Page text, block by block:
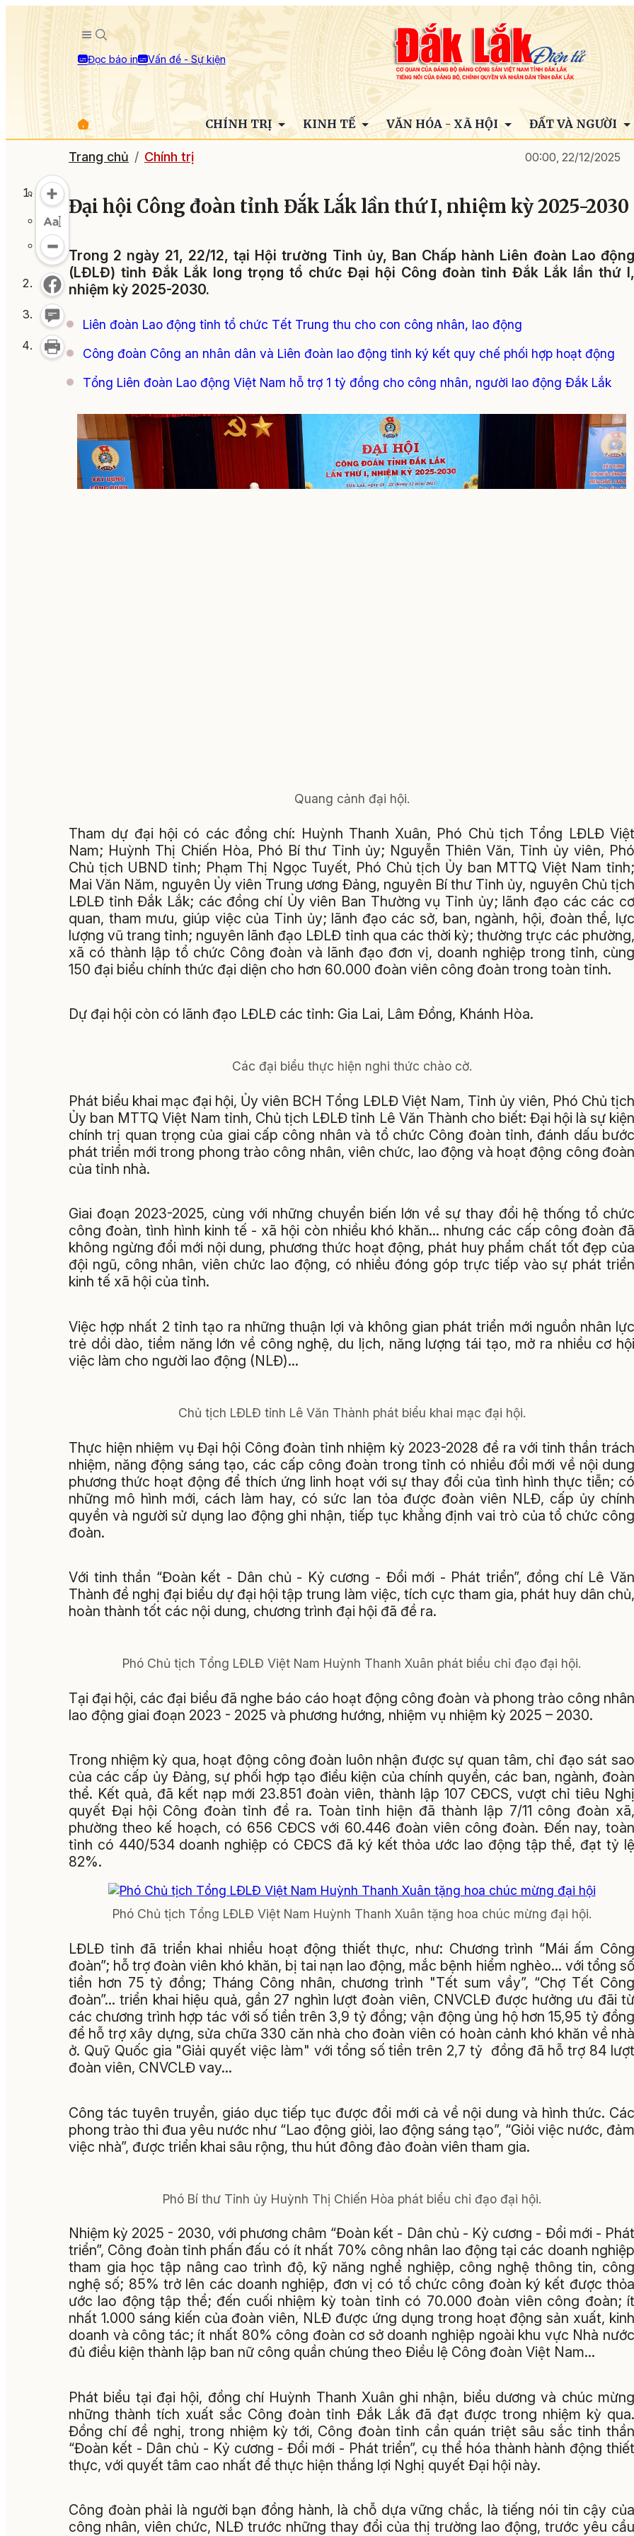
Đọc báo in Vấn đề - Sự kiện
CHÍNH TRỊ KINH TẾ VĂN HÓA - XÃ HỘI ĐẤT VÀ NGƯỜI
Trang chủ Chính trị 00:00, 22/12/2025
Đại hội Công đoàn tỉnh Đắk Lắk lần thứ I, nhiệm kỳ 2025-2030
Trong 2 ngày 21, 22/12, tại Hội trường Tỉnh ủy, Ban Chấp hành Liên đoàn Lao động
(LĐLĐ) tỉnh Đắk Lắk long trọng tổ chức Đại hội Công đoàn tỉnh Đắk Lắk lần thứ I,
nhiệm kỳ 2025-2030.
Liên đoàn Lao động tỉnh tổ chức Tết Trung thu cho con công nhân, lao động
Công đoàn Công an nhân dân và Liên đoàn lao động tỉnh ký kết quy chế phối hợp hoạt động
Tổng Liên đoàn Lao động Việt Nam hỗ trợ 1 tỷ đồng cho công nhân, người lao động Đắk Lắk
Quang cảnh đại hội.
Tham dự đại hội có các đồng chí: Huỳnh Thanh Xuân, Phó Chủ tịch Tổng LĐLĐ Việt
Nam; Huỳnh Thị Chiến Hòa, Phó Bí thư Tỉnh ủy; Nguyễn Thiên Văn, Tỉnh ủy viên, Phó
Chủ tịch UBND tỉnh; Phạm Thị Ngọc Tuyết, Phó Chủ tịch Ủy ban MTTQ Việt Nam tỉnh;
Mai Văn Năm, nguyên Ủy viên Trung ương Đảng, nguyên Bí thư Tỉnh ủy, nguyên Chủ tịch
LĐLĐ tỉnh Đắk Lắk; các đồng chí Ủy viên Ban Thường vụ Tỉnh ủy; lãnh đạo các các cơ
quan, tham mưu, giúp việc của Tỉnh ủy; lãnh đạo các sở, ban, ngành, hội, đoàn thể, lực
lượng vũ trang tỉnh; nguyên lãnh đạo LĐLĐ tỉnh qua các thời kỳ; thường trực các phường,
xã có thành lập tổ chức Công đoàn và lãnh đạo đơn vị, doanh nghiệp trong tỉnh, cùng
150 đại biểu chính thức đại diện cho hơn 60.000 đoàn viên công đoàn trong toàn tỉnh.
Dự đại hội còn có lãnh đạo LĐLĐ các tỉnh: Gia Lai, Lâm Đồng, Khánh Hòa.
Các đại biểu thực hiện nghi thức chào cờ.
Phát biểu khai mạc đại hội, Ủy viên BCH Tổng LĐLĐ Việt Nam, Tỉnh ủy viên, Phó Chủ tịch
Ủy ban MTTQ Việt Nam tỉnh, Chủ tịch LĐLĐ tỉnh Lê Văn Thành cho biết: Đại hội là sự kiện
chính trị quan trọng của giai cấp công nhân và tổ chức Công đoàn tỉnh, đánh dấu bước
phát triển mới trong phong trào công nhân, viên chức, lao động và hoạt động công đoàn
của tỉnh nhà.
Giai đoạn 2023-2025, cùng với những chuyển biến lớn về sự thay đổi hệ thống tổ chức
công đoàn, tình hình kinh tế - xã hội còn nhiều khó khăn… nhưng các cấp công đoàn đã
không ngừng đổi mới nội dung, phương thức hoạt động, phát huy phẩm chất tốt đẹp của
đội ngũ, công nhân, viên chức lao động, có nhiều đóng góp trực tiếp vào sự phát triển
kinh tế xã hội của tỉnh.
Việc hợp nhất 2 tỉnh tạo ra những thuận lợi và không gian phát triển mới nguồn nhân lực
trẻ dồi dào, tiềm năng lớn về công nghệ, du lịch, năng lượng tái tạo, mở ra nhiều cơ hội
việc làm cho người lao động (NLĐ)...
Chủ tịch LĐLĐ tỉnh Lê Văn Thành phát biểu khai mạc đại hội.
Thực hiện nhiệm vụ Đại hội Công đoàn tỉnh nhiệm kỳ 2023-2028 đề ra với tinh thần trách
nhiệm, năng động sáng tạo, các cấp công đoàn trong tỉnh có nhiều đổi mới về nội dung
phương thức hoạt động để thích ứng linh hoạt với sự thay đổi của tình hình thực tiễn; có
những mô hình mới, cách làm hay, có sức lan tỏa được đoàn viên NLĐ, cấp ủy chính
quyền và người sử dụng lao động ghi nhận, tiếp tục khẳng định vai trò của tổ chức công
đoàn.
Với tinh thần “Đoàn kết - Dân chủ - Kỷ cương - Đổi mới - Phát triển”, đồng chí Lê Văn
Thành đề nghị đại biểu dự đại hội tập trung làm việc, tích cực tham gia, phát huy dân chủ,
hoàn thành tốt các nội dung, chương trình đại hội đã đề ra.
Phó Chủ tịch Tổng LĐLĐ Việt Nam Huỳnh Thanh Xuân phát biểu chỉ đạo đại hội.
Tại đại hội, các đại biểu đã nghe báo cáo hoạt động công đoàn và phong trào công nhân
lao động giai đoạn 2023 - 2025 và phương hướng, nhiệm vụ nhiệm kỳ 2025 – 2030.
Trong nhiệm kỳ qua, hoạt động công đoàn luôn nhận được sự quan tâm, chỉ đạo sát sao
của các cấp ủy Đảng, sự phối hợp tạo điều kiện của chính quyền, các ban, ngành, đoàn
thể. Kết quả, đã kết nạp mới 23.851 đoàn viên, thành lập 107 CĐCS, vượt chỉ tiêu Nghị
quyết Đại hội Công đoàn tỉnh đề ra. Toàn tỉnh hiện đã thành lập 7/11 công đoàn xã,
phường theo kế hoạch, có 656 CĐCS với 60.446 đoàn viên công đoàn. Đến nay, toàn
tỉnh có 440/534 doanh nghiệp có CĐCS đã ký kết thỏa ước lao động tập thể, đạt tỷ lệ
82%.
Phó Chủ tịch Tổng LĐLĐ Việt Nam Huỳnh Thanh Xuân tặng hoa chúc mừng đại hội.
LĐLĐ tỉnh đã triển khai nhiều hoạt động thiết thực, như: Chương trình “Mái ấm Công
đoàn”; hỗ trợ đoàn viên khó khăn, bị tai nạn lao động, mắc bệnh hiểm nghèo… với tổng số
tiền hơn 75 tỷ đồng; Tháng Công nhân, chương trình "Tết sum vầy”, “Chợ Tết Công
đoàn”… triển khai hiệu quả, gần 27 nghìn lượt đoàn viên, CNVCLĐ được hưởng ưu đãi từ
các chương trình hợp tác với số tiền trên 3,9 tỷ đồng; vận động ủng hộ hơn 15,95 tỷ đồng
để hỗ trợ xây dựng, sửa chữa 330 căn nhà cho đoàn viên có hoàn cảnh khó khăn về nhà
ở. Quỹ Quốc gia "Giải quyết việc làm" với tổng số tiền trên 2,7 tỷ đồng đã hỗ trợ 84 lượt
đoàn viên, CNVCLĐ vay…
Công tác tuyên truyền, giáo dục tiếp tục được đổi mới cả về nội dung và hình thức. Các
phong trào thi đua yêu nước như “Lao động giỏi, lao động sáng tạo”, “Giỏi việc nước, đảm
việc nhà”, được triển khai sâu rộng, thu hút đông đảo đoàn viên tham gia.
Phó Bí thư Tỉnh ủy Huỳnh Thị Chiến Hòa phát biểu chỉ đạo đại hội.
Nhiệm kỳ 2025 - 2030, với phương châm “Đoàn kết - Dân chủ - Kỷ cương - Đổi mới - Phát
triển”, Công đoàn tỉnh phấn đấu có ít nhất 70% công nhân lao động tại các doanh nghiệp
tham gia học tập nâng cao trình độ, kỹ năng nghề nghiệp, công nghệ thông tin, công
nghệ số; 85% trở lên các doanh nghiệp, đơn vị có tổ chức công đoàn ký kết được thỏa
ước lao động tập thể; đến cuối nhiệm kỳ toàn tỉnh có 70.000 đoàn viên công đoàn; ít
nhất 1.000 sáng kiến của đoàn viên, NLĐ được ứng dụng trong hoạt động sản xuất, kinh
doanh và công tác; ít nhất 80% công đoàn cơ sở doanh nghiệp ngoài khu vực Nhà nước
đủ điều kiện thành lập ban nữ công quần chúng theo Điều lệ Công đoàn Việt Nam...
Phát biểu tại đại hội, đồng chí Huỳnh Thanh Xuân ghi nhận, biểu dương và chúc mừng
những thành tích xuất sắc Công đoàn tỉnh Đắk Lắk đã đạt được trong nhiệm kỳ qua.
Đồng chí đề nghị, trong nhiệm kỳ tới, Công đoàn tỉnh cần quán triệt sâu sắc tinh thần
“Đoàn kết - Dân chủ - Kỷ cương - Đổi mới - Phát triển”, cụ thể hóa thành hành động thiết
thực, với quyết tâm cao nhất để thực hiện thắng lợi Nghị quyết Đại hội này.
Công đoàn phải là người bạn đồng hành, là chỗ dựa vững chắc, là tiếng nói tin cậy của
công nhân, viên chức, NLĐ trước những thay đổi của thị trường lao động, trước yêu cầu